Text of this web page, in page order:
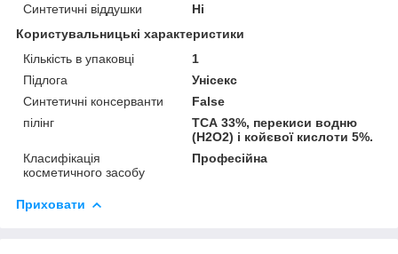
Синтетичні віддушки
Ні
Користувальницькі характеристики
Кількість в упаковці
1
Підлога
Унісекс
Синтетичні консерванти
False
пілінг
ТСА 33%, перекиси водню
(H2O2) і койєвої кислоти 5%.
Класифікація
косметичного засобу
Професійна
Приховати